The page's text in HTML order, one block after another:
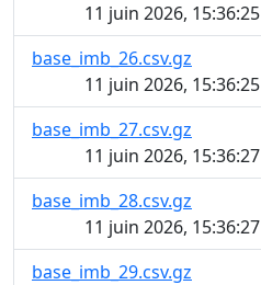
11 juin 2026, 15:36:25
base_imb_26.csv.gz
11 juin 2026, 15:36:25
base_imb_27.csv.gz
11 juin 2026, 15:36:27
base_imb_28.csv.gz
11 juin 2026, 15:36:27
base_imb_29.csv.gz